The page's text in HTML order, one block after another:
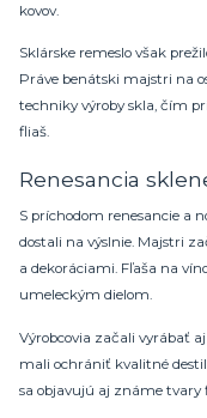
kovov.
Sklárske remeslo však
Práve benátski majstri na
techniky výroby skla, čím
fliaš.
Renesancia
S príchodom renesancie a
dostali na výslnie. Majstri
a dekoráciami. Fľaša na
umeleckým dielom.
Výrobcovia začali vyrábať
mali ochrániť kvalitné
sa objavujú aj známe tvary